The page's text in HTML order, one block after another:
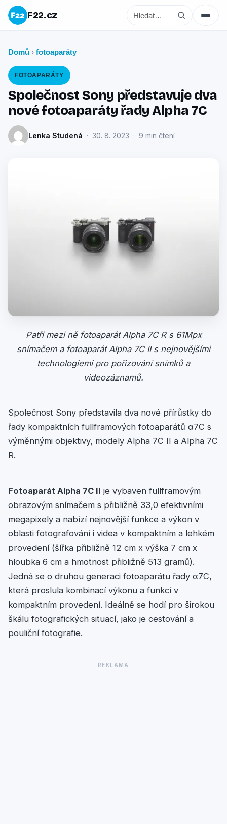
F22.cz
Domů › fotoaparáty
FOTOAPARÁTY
Společnost Sony představuje dva
nové fotoaparáty řady Alpha 7C
Lenka Studená · 30. 8. 2023 · 9 min čtení
Patří mezi ně fotoaparát Alpha 7C R s 61Mpx
snímačem a fotoaparát Alpha 7C II s nejnovějšími
technologiemi pro pořizování snímků a
videozáznamů.
Společnost Sony představila dva nové přírůstky do
řady kompaktních fullframových fotoaparátů α7C s
výměnnými objektivy, modely Alpha 7C II a Alpha 7C
R.
Fotoaparát Alpha 7C II je vybaven fullframovým
obrazovým snímačem s přibližně 33,0 efektivními
megapixely a nabízí nejnovější funkce a výkon v
oblasti fotografování i videa v kompaktním a lehkém
provedení (šířka přibližně 12 cm x výška 7 cm x
hloubka 6 cm a hmotnost přibližně 513 gramů).
Jedná se o druhou generaci fotoaparátu řady α7C,
která proslula kombinací výkonu a funkcí v
kompaktním provedení. Ideálně se hodí pro širokou
škálu fotografických situací, jako je cestování a
pouliční fotografie.